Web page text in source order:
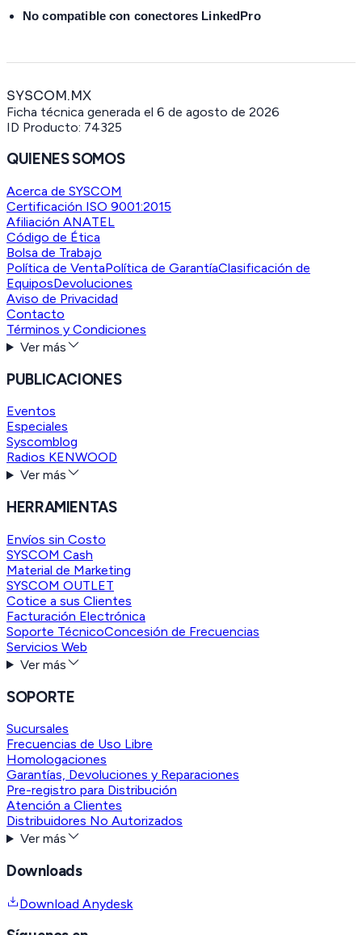
No compatible con conectores LinkedPro
SYSCOM.MX
Ficha técnica generada el 6 de agosto de 2026
ID Producto: 74325
QUIENES SOMOS
Acerca de SYSCOM
Certificación ISO 9001:2015
Afiliación ANATEL
Código de Ética
Bolsa de Trabajo
Política de VentaPolítica de GarantíaClasificación de
EquiposDevoluciones
Aviso de Privacidad
Contacto
Términos y Condiciones
Ver más
PUBLICACIONES
Eventos
Especiales
Syscomblog
Radios KENWOOD
Ver más
HERRAMIENTAS
Envíos sin Costo
SYSCOM Cash
Material de Marketing
SYSCOM OUTLET
Cotice a sus Clientes
Facturación Electrónica
Soporte TécnicoConcesión de Frecuencias
Servicios Web
Ver más
SOPORTE
Sucursales
Frecuencias de Uso Libre
Homologaciones
Garantías, Devoluciones y Reparaciones
Pre-registro para Distribución
Atención a Clientes
Distribuidores No Autorizados
Ver más
Downloads
Download Anydesk